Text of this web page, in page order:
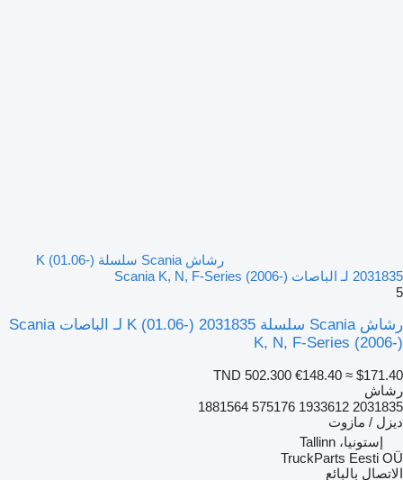
رشاش Scania سلسلة K (01.06-)
2031835 لـ الباصات Scania K, N, F-Series (2006-)
5
رشاش Scania سلسلة K (01.06-) 2031835 لـ الباصات Scania
K, N, F-Series (2006-)
TND 502.300 €148.40 ≈ $171.40
رشاش
2031835 1933612 575176 1881564
ديزل / مازوت
إستونيا، Tallinn
TruckParts Eesti OÜ
الاتصال بالبائع